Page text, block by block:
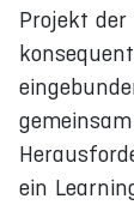
Projekt der
ein